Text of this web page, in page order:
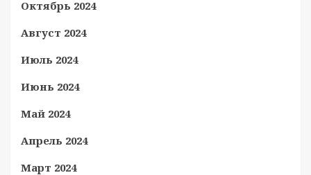
Октябрь 2024
Август 2024
Июль 2024
Июнь 2024
Май 2024
Апрель 2024
Март 2024